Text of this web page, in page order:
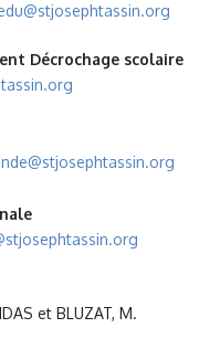
Décrochage scolaire
et BLUZAT, M.